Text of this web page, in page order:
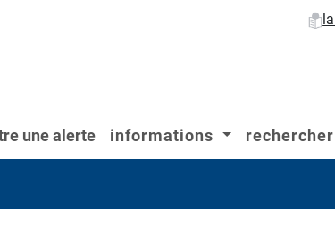
une alerte informations rechercher